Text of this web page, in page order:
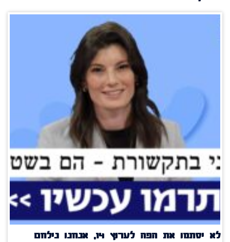
לא יסתמו את הפה לערוץ 14, אנחנו נילחם